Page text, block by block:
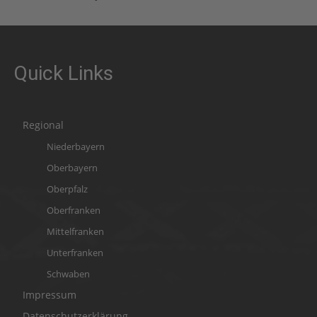
Quick Links
Regional
Niederbayern
Oberbayern
Oberpfalz
Oberfranken
Mittelfranken
Unterfranken
Schwaben
Impressum